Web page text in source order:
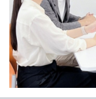
プラン
個人向けプラン
法人向けプラン
学校向けプラン